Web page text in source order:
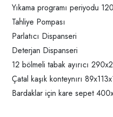
Yıkama programı periyodu
Tahliye Pompası
Parlatıcı Dispanseri
Deterjan Dispanseri
12 bölmeli tabak ayırıcı
Çatal kaşık konteynırı
Bardaklar için kare sepet